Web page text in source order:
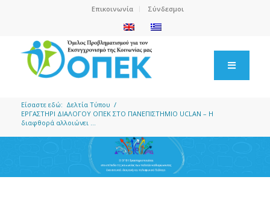
Επικοινωνία Σύνδεσμοι
Είσαστε εδώ: Δελτία Τύπου /
ΕΡΓΑΣΤΗΡΙ ΔΙΑΛΟΓΟΥ ΟΠΕΚ ΣΤΟ ΠΑΝΕΠΙΣΤΗΜΙΟ UCLAN – H
διαφθορά αλλοιώνει ...